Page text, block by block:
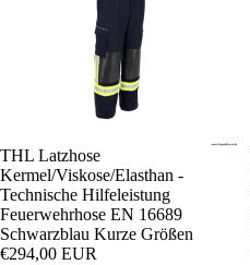
THL Latzhose
Kermel/Viskose/Elasthan -
Technische Hilfeleistung
Feuerwehrhose EN 16689
Schwarzblau Kurze Größen
€294,00 EUR